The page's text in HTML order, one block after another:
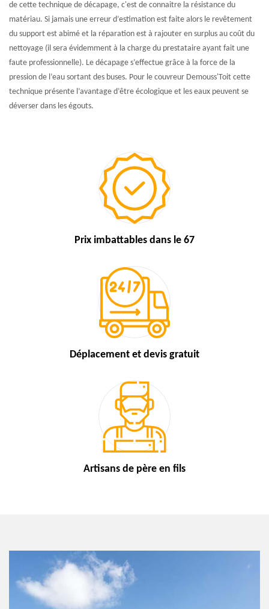
de cette technique de décapage, c'est de connaitre la résistance du
matériau. Si jamais une erreur d’estimation est faite alors le revêtement
du support est abimé et la réparation est à rajouter en surplus au coût du
nettoyage (il sera évidemment à la charge du prestataire ayant fait une
faute professionnelle). Le décapage s’effectue grâce à la force de la
pression de l’eau sortant des buses. Pour le couvreur Demouss'Toit cette
technique présente l’avantage d’être écologique et les eaux peuvent se
déverser dans les égouts.
Prix imbattables dans le 67
Déplacement et devis gratuit
Artisans de père en fils